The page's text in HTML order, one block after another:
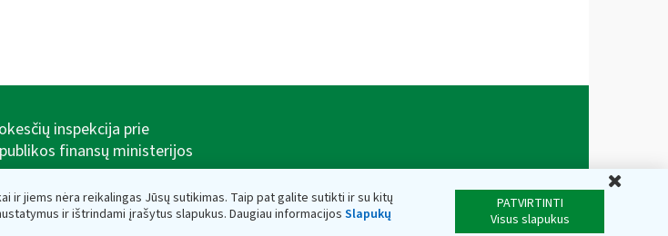
ir jiems nėra reikalingas Jūsų sutikimas. Taip pat galite sutikti ir su kitų
ir ištrindami įrašytus slapukus. Daugiau informacijos Slapukų
PATVIRTINTI
Visus slapukus
inspekcija prie
finansų ministerijos
osios g. 14, 01107 Vilnius, Lietuva,
, E. pristatymo dėžutės adresas